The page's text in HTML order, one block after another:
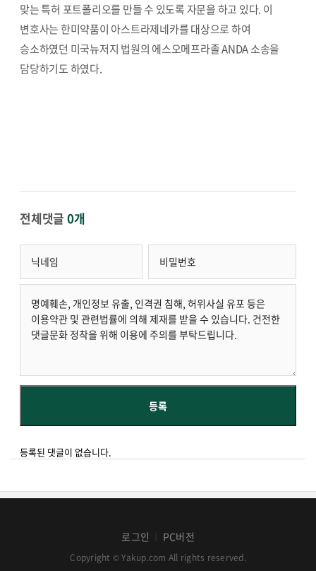
맞는 특허 포트폴리오를 만들 수 있도록 자문을 하고 있다. 이
변호사는 한미약품이 아스트라제네카를 대상으로 하여
승소하였던 미국뉴저지 법원의 에스오메프라졸 ANDA 소송을
담당하기도 하였다.
전체댓글 0개
등록된 댓글이 없습니다.
로그인 PC버전
Copyright © Yakup.com All rights reserved.